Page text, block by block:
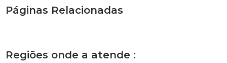
Páginas Relacionadas
Regiões onde a atende :